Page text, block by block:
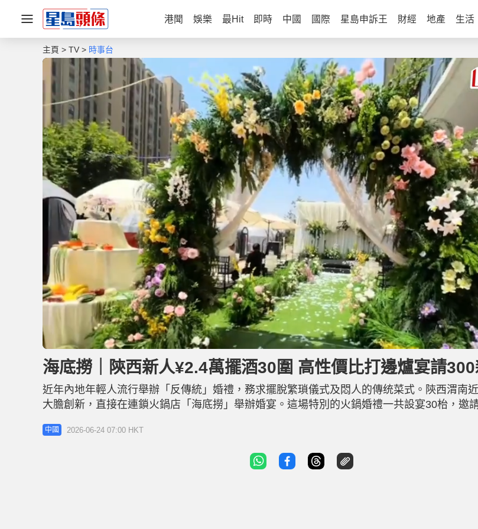
港聞 娛樂 最Hit 即時 中國 國際 星島申訴王 財經 地產 生活
主頁 TV 時事台
U
n
u
t
e
L
o
d
e
d
1
0
0
.
0
海底撈｜陝西新人¥2.4萬擺酒30圍 高性價比打邊爐宴請
近年內地年輕人流行舉辦「反傳統」婚禮，務求擺脫繁瑣儀式及悶人的傳统菜式。陝西渭南
大膽創新，直接在連鎖火鍋店「海底撈」舉辦婚宴。這場特別的火鍋婚禮一共設宴30枱，邀
共同「打邊爐」，總花費僅約2.4萬元人民幣（下同），折合平均每枱僅約800元。。婚宴上
力炮製送花儀式、川劇變臉等驚喜節目，令現場氣氛高漲，隨即引發網絡瘋傳，被視為年輕
中國 2026-06-24 07:00 HKT